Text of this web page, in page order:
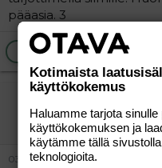
pääasia. 3
Ilmoita asiaton viesti
Vieras
03.06.2026
Kotimaista
käyttökokemus
Haluamme tarjota
käyttökokemuksen ja
käytämme tällä
teknologioita.